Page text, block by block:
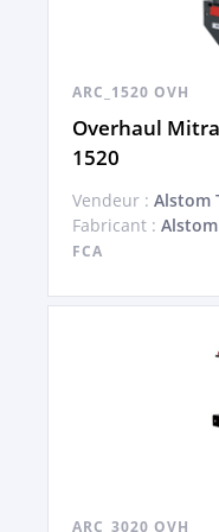
ARC_1520 OVH
Overhaul
1520
Vendeur : Alstom
Fabricant : Alstom
FCA
ARC_3020 OVH